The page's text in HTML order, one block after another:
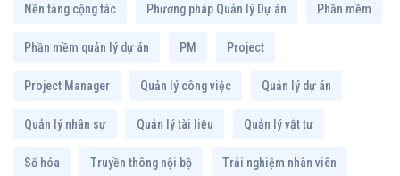
Nền tảng cộng tác Phương pháp Quản lý Dự án Phần mềm
Phần mềm quản lý dự án PM Project
Project Manager Quản lý công việc Quản lý dự án
Quản lý nhân sự Quản lý tài liệu Quản lý vật tư
Số hóa Truyền thông nội bộ Trải nghiệm nhân viên